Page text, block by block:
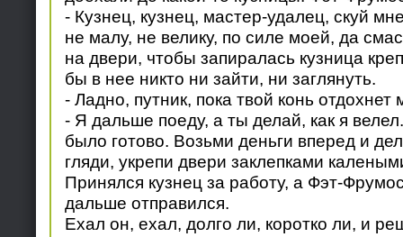
- Кузнец, кузнец, мастер-удалец, скуй
не малу, не велику, по силе моей, да
на двери, чтобы запиралась кузница
бы в нее никто ни зайти, ни заглянуть.
- Ладно, путник, пока твой конь
- Я дальше поеду, а ты делай, как я
было готово. Возьми деньги вперед и
гляди, укрепи двери заклепками
Принялся кузнец за работу, а Фэт-
дальше отправился.
Ехал он, ехал, долго ли, коротко ли, и